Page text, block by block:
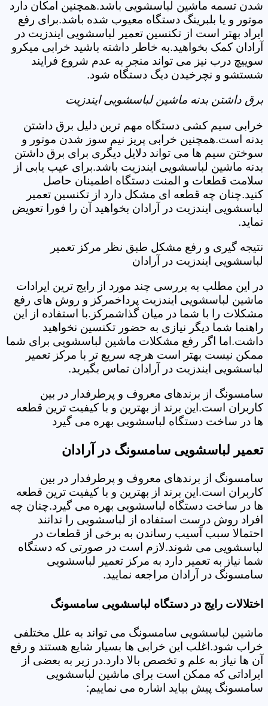
شدن تسمه ماشین لباسشویی باشد.همچنین امکان دارد
موتور و یا بلبرینگ دستگاه معیوب شده باشد.برای رفع
ایراد بهتر است از تکنسین تعمیر لباسشویی ایندزیت در
آرادان کمک بخواهید.به خاطر داشته باشید خرابی میکرو
سوییچ درب نیز می تواند منجر به عدم شروع فرایند
شستشو و نچرخیدن دیگ دستگاه شود.
برق داشتن بدنه ماشین لباسشویی ایندزیت
خرابی سیم کشی دستگاه مهم ترین دلیل برق داشتن
بدنه است.همچنین خرابی پریز نیم سوز شدن موتور و
سوختن سیم ها می تواند دلایل دیگری برای برق داشتن
بدنه ماشین لباسشویی ایندزیت باشد.برای عیب یابی از
سلامت قطعات و المنت دستگاه اطمینان حاصل
کنید.چنان چه قطعه ای مشکل دارد از تکنسین تعمیر
لباسشویی ایندزیت در آرادان بخواهید آن را فورا تعویض
نماید.
نتیجه گیری و رفع مشکل طبق نظر مرکز تعمیر
لباسشویی ایندزیت در آرادان
در این مطلب به بررسی چند مورد از رایج ترین ایرادات
ماشین لباسشویی ایندزیت پرداخمرکز و روش های رفع
مشکلات را با شما در میان گذاشمرکز.با استفاده از این
راهنما شما دیگر نیازی به حضور تکنسین نخواهید
داشت.اما اگر رفع مشکلات ماشین لباسشویی برای شما
ممکن نیست بهتر است هرچه سریع تر با مرکز تعمیر
لباسشویی ایندزیت در آرادان تماس بگیرید.
سامسونگ از برندهای معروف و پرطرفدار در بین
کاربران است.این برند از بهترین و با کیفیت ترین قطعه
ها در ساخت دستگاه لباسشویی بهره می گیرد
تعمیر لباسشویی سامسونگ در آرادان
سامسونگ از برندهای معروف و پرطرفدار در بین
کاربران است.این برند از بهترین و با کیفیت ترین قطعه
ها در ساخت دستگاه لباسشویی بهره می گیرد.چنان چه
افراد روش درست استفاده از لباسشویی را ندانند
احتمالا سبب آسیب رساندن به برخی از قطعات در
لباسشویی می شوند.لازم است در صورتی که دستگاه
شما نیاز به تعمیر دارد به مرکز تعمیر لباسشویی
سامسونگ در آرادان مراجعه نمایید.
اختلالات رایج در دستگاه لباسشویی سامسونگ
ماشین لباسشویی سامسونگ می تواند به علل مختلفی
خراب شود.اغلب این خرابی ها بسیار شایع هستند و رفع
آن ها نیاز به علم و تخصص بالا دارد.در زیر به بعضی از
ایراداتی که ممکن است برای ماشین لباسشویی
سامسونگ پیش بیاید اشاره می نماییم: